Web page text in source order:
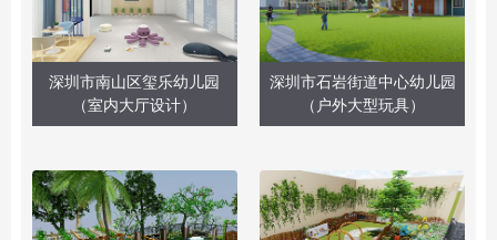
深圳市南山区玺乐幼儿园
（室内大厅设计）
深圳市石岩街道中心幼儿园
（户外大型玩具）